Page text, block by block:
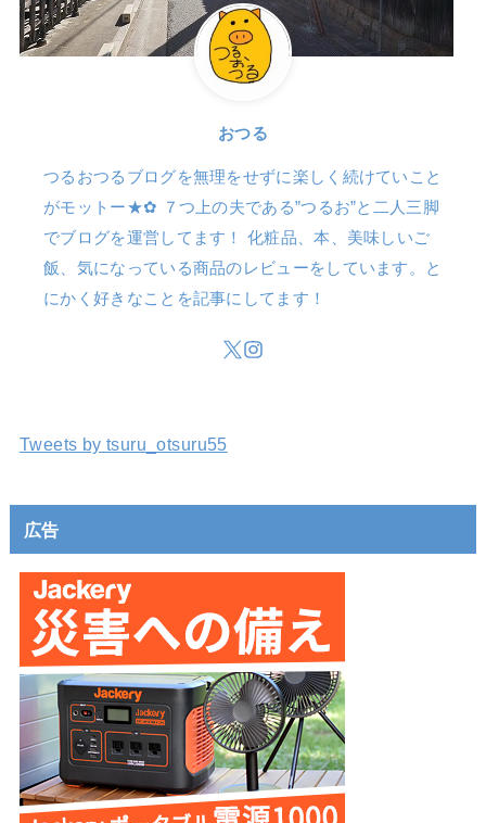
おつる
つるおつるブログを無理をせずに楽しく続けていこと
がモットー★✿ ７つ上の夫である”つるお”と二人三脚
でブログを運営してます！ 化粧品、本、美味しいご
飯、気になっている商品のレビューをしています。と
にかく好きなことを記事にしてます！
Tweets by tsuru_otsuru55
広告